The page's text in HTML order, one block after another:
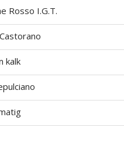
Rosso I.G.T.
kalk